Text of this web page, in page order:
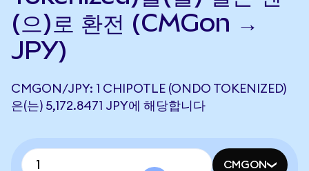
(으)로 환전 (CMGon →
JPY)
CMGON/JPY: 1 CHIPOTLE (ONDO TOKENIZED)
은(는) 5,172.8471 JPY에 해당합니다
CMGON